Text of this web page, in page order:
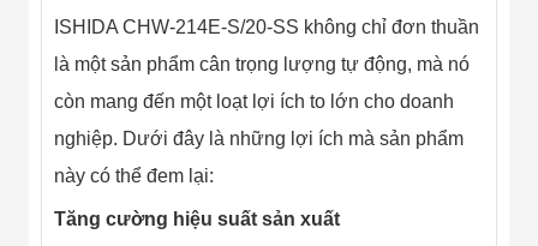
ISHIDA CHW-214E-S/20-SS không chỉ đơn thuần
là một sản phẩm cân trọng lượng tự động, mà nó
còn mang đến một loạt lợi ích to lớn cho doanh
nghiệp. Dưới đây là những lợi ích mà sản phẩm
này có thể đem lại:
Tăng cường hiệu suất sản xuất